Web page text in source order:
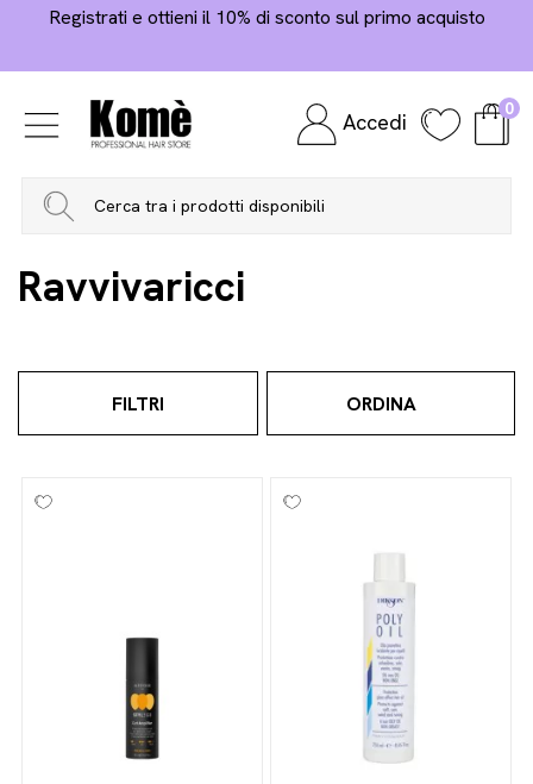
Registrati e ottieni il 10% di sconto sul primo acquisto
Accedi 0
Home Styling And Finish Styling
Ravvivaricci
FILTRI ORDINA